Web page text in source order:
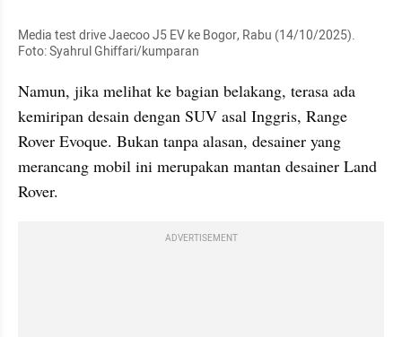
Media test drive Jaecoo J5 EV ke Bogor, Rabu (14/10/2025).
Foto: Syahrul Ghiffari/kumparan
Namun, jika melihat ke bagian belakang, terasa ada
kemiripan desain dengan SUV asal Inggris, Range
Rover Evoque. Bukan tanpa alasan, desainer yang
merancang mobil ini merupakan mantan desainer Land
Rover.
ADVERTISEMENT